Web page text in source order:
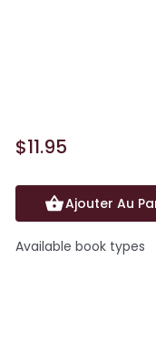
$11.95
Ajouter Au
Available book types